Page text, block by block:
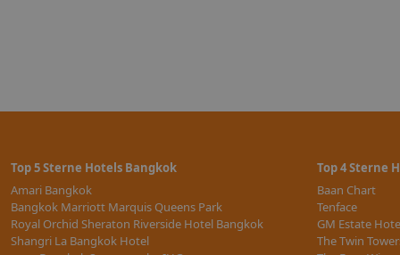
Top 5 Sterne Hotels Bangkok
Amari Bangkok
Bangkok Marriott Marquis Queens Park
Royal Orchid Sheraton Riverside Hotel Bangkok
Shangri La Bangkok Hotel
Top 4 Sterne
Baan Chart
Tenface
GM Estate
The Twin